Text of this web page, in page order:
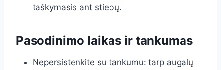
taškymasis ant stiebų.
Pasodinimo laikas ir tankumas
Nepersistenkite su tankumu: tarp augalų